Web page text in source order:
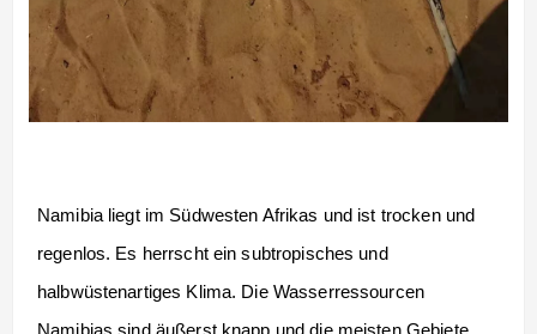
Namibia liegt im Südwesten Afrikas und ist trocken und
regenlos. Es herrscht ein subtropisches und
halbwüstenartiges Klima. Die Wasserressourcen
Namibias sind äußerst knapp und die meisten Gebiete